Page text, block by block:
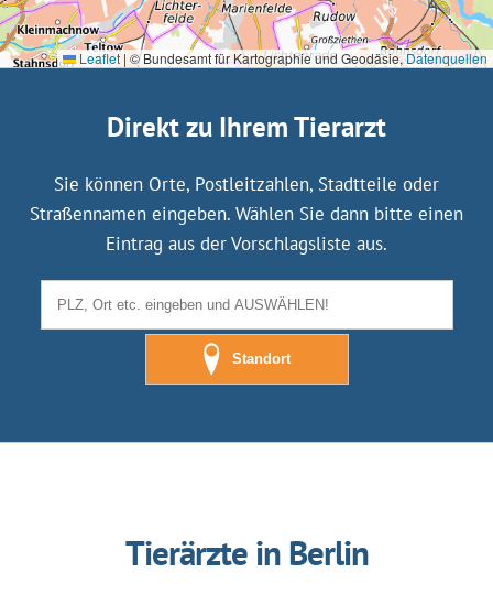
Leaflet | © Bundesamt für Kartographie und Geodäsie,Datenquellen
Direkt zu Ihrem Tierarzt
Sie können Orte, Postleitzahlen, Stadtteile oder
Straßennamen eingeben. Wählen Sie dann bitte einen
Eintrag aus der Vorschlagsliste aus.
Standort
Tierärzte in Berlin